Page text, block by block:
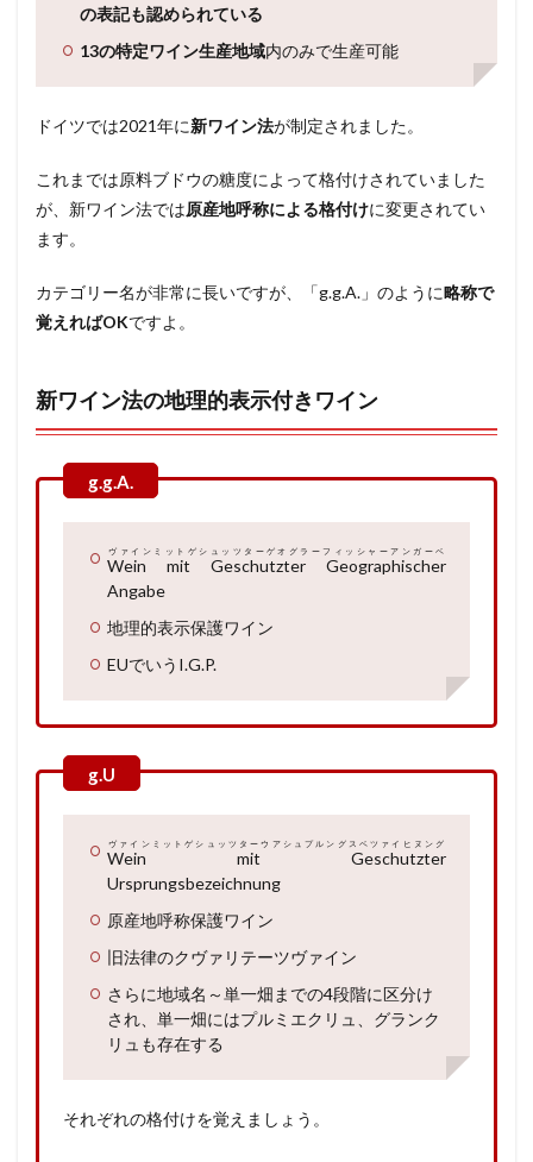
の表記も認められている
13の特定ワイン生産地域内のみで生産可能
ドイツでは2021年に新ワイン法が制定されました。
これまでは原料ブドウの糖度によって格付けされていました
が、新ワイン法では原産地呼称による格付けに変更されてい
ます。
カテゴリー名が非常に長いですが、「g.g.A.」のように略称で
覚えればOKですよ。
新ワイン法の地理的表示付きワイン
Wein mit Geschutzter Geographischer
Angabe
ヴァインミットゲシュッツターゲオグラーフィッシャーアンガーベ
地理的表示保護ワイン
EUでいうI.G.P.
Wein mit Geschutzter
Ursprungsbezeichnung
ヴァインミットゲシュッツターウアシュプルングスベツァイヒヌング
原産地呼称保護ワイン
旧法律のクヴァリテーツヴァイン
さらに地域名～単一畑までの4段階に区分け
され、単一畑にはプルミエクリュ、グランク
リュも存在する
それぞれの格付けを覚えましょう。